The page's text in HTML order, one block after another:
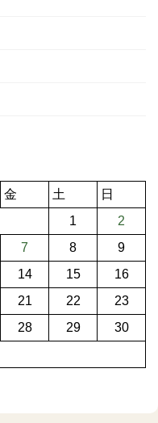
金 土
日
1
2
7 8
9
14 15
16
21 22
23
28 29
30